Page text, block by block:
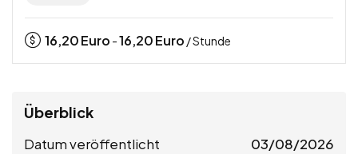
16,20Euro -16,20Euro / Stunde
Überblick
Datum veröffentlicht 03/08/2026